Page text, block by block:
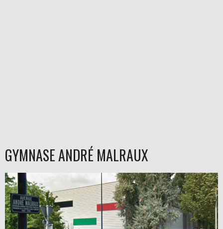
GYMNASE ANDRÉ MALRAUX